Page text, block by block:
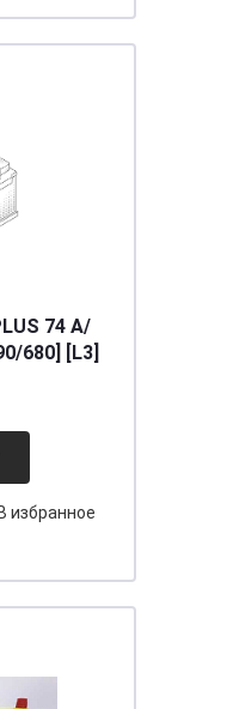
А/
ч о.п. [д278ш175в190/680] [L3]
В избранное